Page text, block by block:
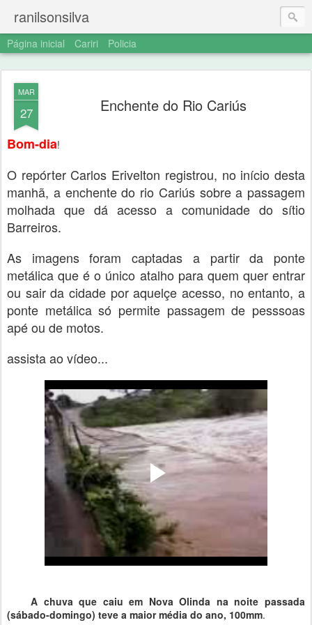
ranilsonsilva
Página inicial Cariri Policia
MAR
27 Enchente do Rio Cariús
Bom-dia!
O repórter Carlos Erivelton registrou, no início desta
manhã, a enchente do rio Cariús sobre a passagem
molhada que dá acesso a comunidade do sítio
Barreiros.
As imagens foram captadas a partir da ponte
metálica que é o único atalho para quem quer entrar
ou sair da cidade por aquelçe acesso, no entanto, a
ponte metálica só permite passagem de pesssoas
apé ou de motos.
assista ao vídeo...
A chuva que caiu em Nova Olinda na noite passada
(sábado-domingo) teve a maior média do ano, 100mm.